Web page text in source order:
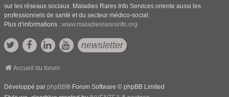
sur les réseaux sociaux. Maladies Rares Info Services oriente aussi les
professionnels de santé et du secteur médico-social.
Plus d’informations : www.maladiesraresinfo.org
newsletter
Accueil du forum
Développé par phpBB® Forum Software © phpBB Limited